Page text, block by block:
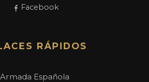
Facebook
RÁPIDOS
Armada Española